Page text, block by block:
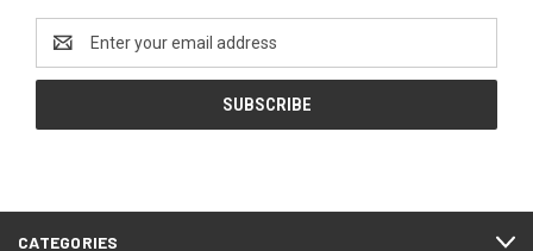
Address
CATEGORIES